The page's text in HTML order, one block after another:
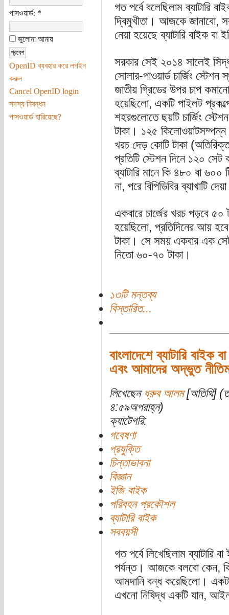
পাসওয়ার্ড: *
ভুলোনা আমায়
OpenID ব্যবহার করে লগইন
করুন
Cancel OpenID login
সদস্য নিবন্ধন
পাসওয়ার্ড হারিয়েছে?
গত পর্বে বলেছিলাম ব্যাটারি
দ্বিমুখীতা। আজকে জানাবো,
নেয়া হয়েছে ব্যাটারি বাইক
সরকার সেই ২০১৪ সালেই
সোলার-পাওয়ার্ড চার্জিং
জাতীয় গ্রিডের উপর চাপ
হয়েছিলো, একটি পাইলট
শহরগুলোতে ছয়টি চার্জিং
টাকা। ১২৫ কিলোওয়াটসম্পন্ন
খরচ দেড় কোটি টাকা
প্রতিটি স্টেশন দিনে ১২০ সেট
ব্যাটারি মানে কি ৪৮০ বা ৬০০
না, পরে বিপিডিবির ব্যাখাটি
একবারে চার্জের খরচ পড়বে ৫০
হয়েছিলো, প্রতিদিনের আয়
টাকা। সে সময় একবার এক সেট
নিতো ৬০-৭০ টাকা।
১৩টি মন্তব্য
বিস্তারিত...
বাংলাদেশে ব্যাটারি বাইক
এবং আমাদের অদ্ভুত
লিখেছেন ধ্রুব আলম[অতিথি]
৪:৫৯অপরাহ্ন)
ক্যাটেগরি:
গবেষণা
প্রযুক্তি
চিন্তাভাবনা
বিজ্ঞান
ইজি বাইক
পরিবহন প্রকৌশল
ব্যাটারি বাইক
সববয়সী
গত পর্বে লিখেছিলাম ব্যাটারি
পর্যন্ত। আজকে বলবো কেন,
আমদানি বন্ধ করেছিলো।
এখনো নিষিদ্ধ একটি যান,